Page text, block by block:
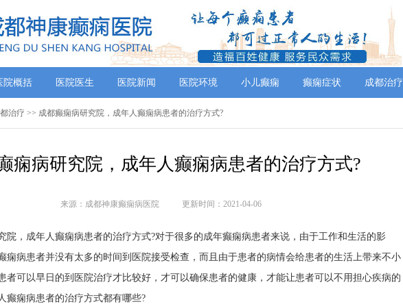
院概括 医院医生 医院新闻 医院环境 小儿癫痫 癫痫症状 成都治疗
治疗 >> 成都癫痫病研究院，成年人癫痫病患者的治疗方式?
痫病研究院，成年人癫痫病患者的治疗方式?
来源：成都神康癫痫病医院 更新时间：2021-04-06
，成年人癫痫病患者的治疗方式?对于很多的成年癫痫病患者来说，由于工作和生活的影
痫病患者并没有太多的时间到医院接受检查，而且由于患者的病情会给患者的生活上带来不小
者可以早日的到医院治疗才比较好，才可以确保患者的健康，才能让患者可以不用担心疾病的
癫痫病患者的治疗方式都有哪些?